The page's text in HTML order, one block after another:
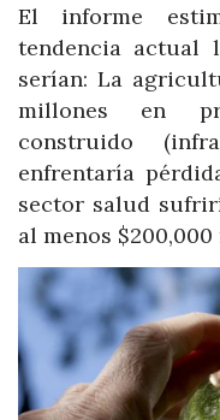
El informe
tendencia actual
serían: La
millones en
construido
enfrentaría
sector salud
al menos